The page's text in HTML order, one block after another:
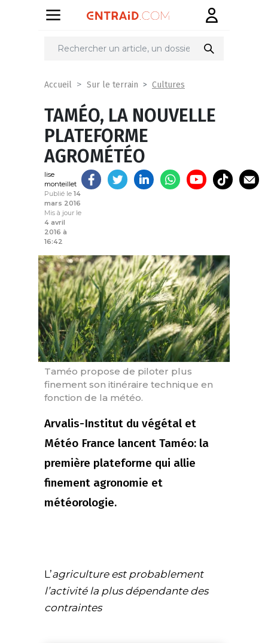
Partager
Accueil Sur le terrain Cultures
TAMÉO, LA NOUVELLE
PLATEFORME
AGROMÉTÉO
lise
monteillet
Publié le 14
mars 2016
Mis à jour le
4 avril
2016 à
16:42
Taméo propose de piloter plus
finement son itinéraire technique en
fonction de la météo.
Arvalis-Institut du végétal et
Météo France lancent Taméo: la
première plateforme qui allie
finement agronomie et
météorologie.
L’agriculture est probablement
l’activité la plus dépendante des
contraintes